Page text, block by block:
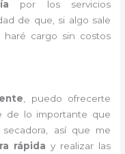
por los servicios
de que, si algo sale
haré cargo sin costos
, puedo ofrecerte
de lo importante que
así que me
rápida y realizar las